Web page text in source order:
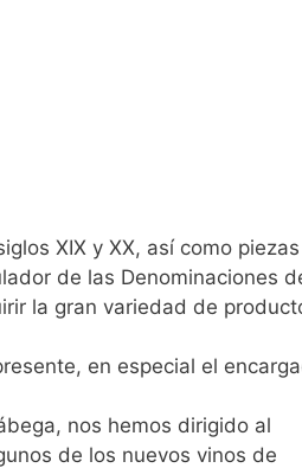
XIX y XX, así como
de las Denominaciones
la gran variedad de
en especial el
nos hemos dirigido al
de los nuevos vinos de